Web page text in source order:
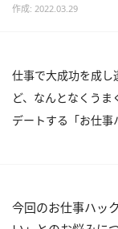
作成: 2022.03.29
仕事で大成功を成し
ど、なんとなくう
デートする「お仕事
今回のお仕事ハッ